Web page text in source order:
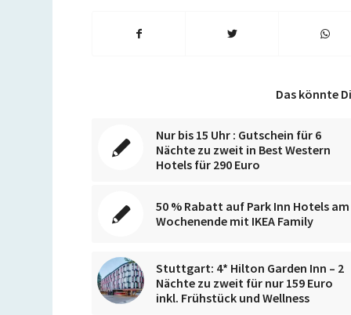
Das könnte
Nur bis 15 Uhr : Gutschein für 6
Nächte zu zweit in Best Western
Hotels für 290 Euro
50 % Rabatt auf Park Inn Hotels am
Wochenende mit IKEA Family
Stuttgart: 4* Hilton Garden Inn – 2
Nächte zu zweit für nur 159 Euro
inkl. Frühstück und Wellness